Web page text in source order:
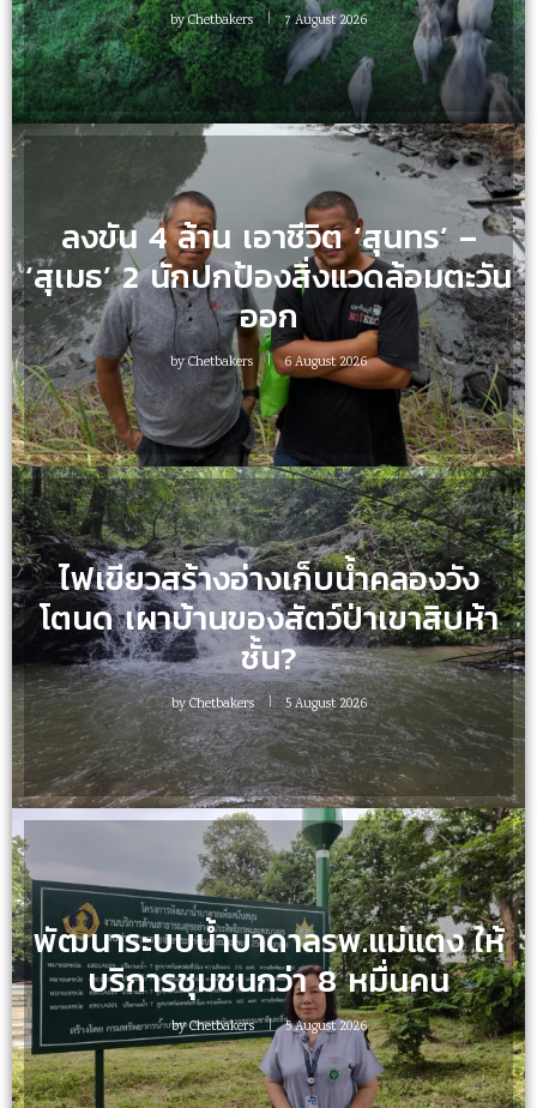
byChetbakers 7 August 2026
ลงขัน 4 ล้าน เอาชีวิต ‘สุนทร’ –
‘สุเมธ’ 2 นักปกป้องสิ่งแวดล้อมตะวัน
ออก
byChetbakers 6 August 2026
ไฟเขียวสร้างอ่างเก็บน้ำคลองวัง
โตนด เผาบ้านของสัตว์ป่าเขาสิบห้า
ชั้น?
byChetbakers 5 August 2026
พัฒนาระบบน้ำบาดาลรพ.แม่แตง ให้
บริการชุมชนกว่า 8 หมื่นคน
byChetbakers 5 August 2026